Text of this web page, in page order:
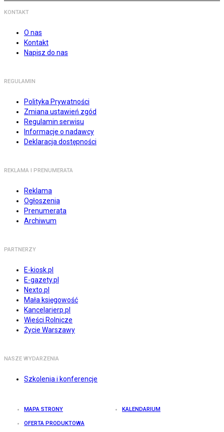
KONTAKT
O nas
Kontakt
Napisz do nas
REGULAMIN
Polityka Prywatności
Zmiana ustawień zgód
Regulamin serwisu
Informacje o nadawcy
Deklaracja dostępności
REKLAMA I PRENUMERATA
Reklama
Ogłoszenia
Prenumerata
Archiwum
PARTNERZY
E-kiosk.pl
E-gazety.pl
Nexto.pl
Mała księgowość
Kancelarierp.pl
Wieści Rolnicze
Życie Warszawy
NASZE WYDARZENIA
Szkolenia i konferencje
MAPA STRONY KALENDARIUM
OFERTA PRODUKTOWA